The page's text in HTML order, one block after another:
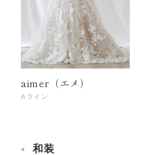
aimer（エメ）
Aライン
和装